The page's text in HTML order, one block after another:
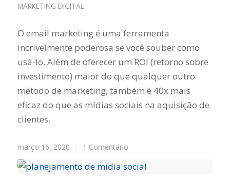
MARKETING DIGITAL
O email marketing é uma ferramenta
incrivelmente poderosa se você souber como
usá-lo. Além de oferecer um ROI (retorno sobre
investimento) maior do que qualquer outro
método de marketing, também é 40x mais
eficaz do que as mídias sociais na aquisição de
clientes.
março 16, 2020 / 1 Comentário